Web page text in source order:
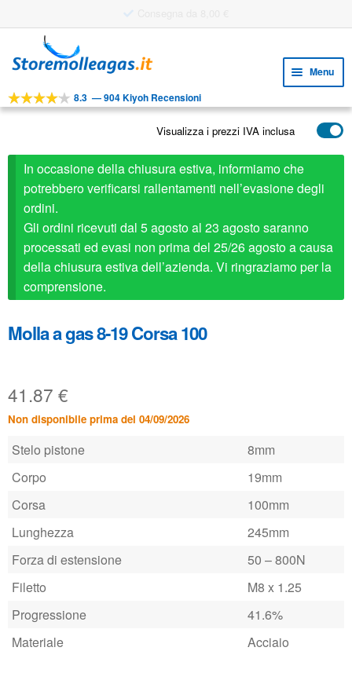
Utile strumento di progettazione
alla
al
Menu
STRUMENTI
il
menu
child
child
APPLICAZIONI
SERVIZIO CLIENTI
child
FAQ
8.3 —904 Kiyoh Recensioni
Visualizza i prezzi IVA inclusa
In occasione della chiusura estiva, informiamo che
potrebbero verificarsi rallentamenti nell’evasione degli
ordini.
Gli ordini ricevuti dal 5 agosto al 23 agosto saranno
processati ed evasi non prima del 25/26 agosto a causa
della chiusura estiva dell’azienda. Vi ringraziamo per la
comprensione.
Molla a gas 8-19 Corsa 100
41.87 €
Non disponibile prima del 04/09/2026
Stelo pistone
8mm
Corpo
19mm
Corsa
100mm
Lunghezza
245mm
Forza di estensione
50 – 800N
Filetto
M8 x 1.25
Progressione
41.6%
Materiale
Acciaio